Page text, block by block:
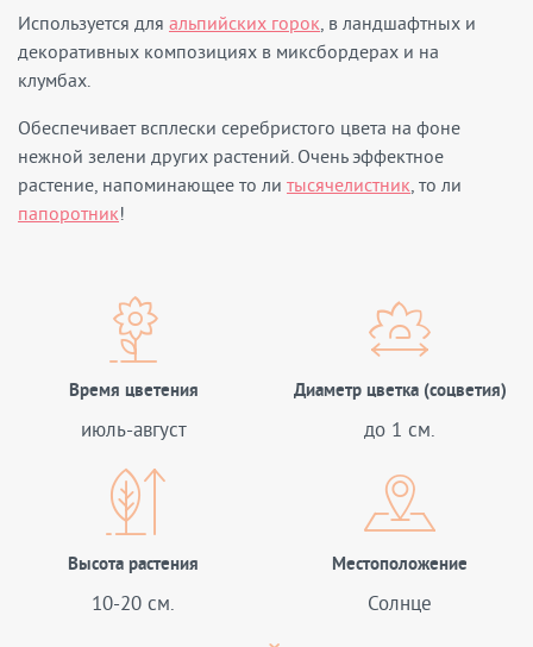
Используется для альпийских горок, в ландшафтных и
декоративных композициях в миксбордерах и на
клумбах.
Обеспечивает всплески серебристого цвета на фоне
нежной зелени других растений. Очень эффектное
растение, напоминающее то ли тысячелистник, то ли
папоротник!
Время цветения
июль-август
Диаметр цветка (соцветия)
до 1 см.
Высота растения
10-20 см.
Местоположение
Солнце